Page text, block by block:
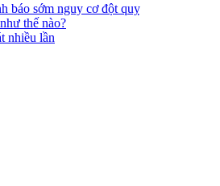
báo sớm nguy cơ đột quỵ
thế nào?
nhiều lần